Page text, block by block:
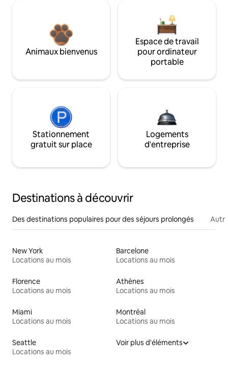
Animaux bienvenus
Espace de travail
pour ordinateur
portable
Stationnement
gratuit sur place
Logements
d'entreprise
Destinations à découvrir
Des destinations populaires pour des séjours prolongés
New York
Locations au mois
Barcelone
Locations au mois
Florence
Locations au mois
Athènes
Locations au mois
Miami
Locations au mois
Montréal
Locations au mois
Seattle
Locations au mois
Voir plus d'éléments